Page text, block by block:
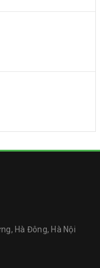
Hà Đông, Hà Nội